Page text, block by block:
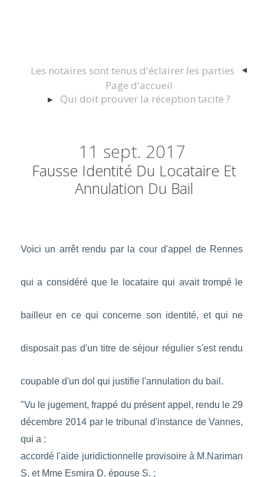
Les notaires sont tenus d'éclairer les parties
Page d'accueil
Qui doit prouver la réception tacite ?
11 sept. 2017
Fausse Identité Du Locataire Et
Annulation Du Bail
Voici un arrêt rendu par la cour d'appel de Rennes
qui a considéré que le locataire qui avait trompé le
bailleur en ce qui concerne son identité, et qui ne
disposait pas d'un titre de séjour régulier s'est rendu
coupable d'un dol qui justifie l'annulation du bail.
"Vu le jugement, frappé du présent appel, rendu le 29
décembre 2014 par le tribunal d'instance de Vannes,
qui a :
accordé l'aide juridictionnelle provisoire à M.Nariman
S. et Mme Esmira D. épouse S. ;